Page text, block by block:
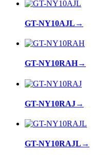
GT-NY10AJL →
GT-NY10RAH→
GT-NY10RAJ→
GT-NY10RAJL →